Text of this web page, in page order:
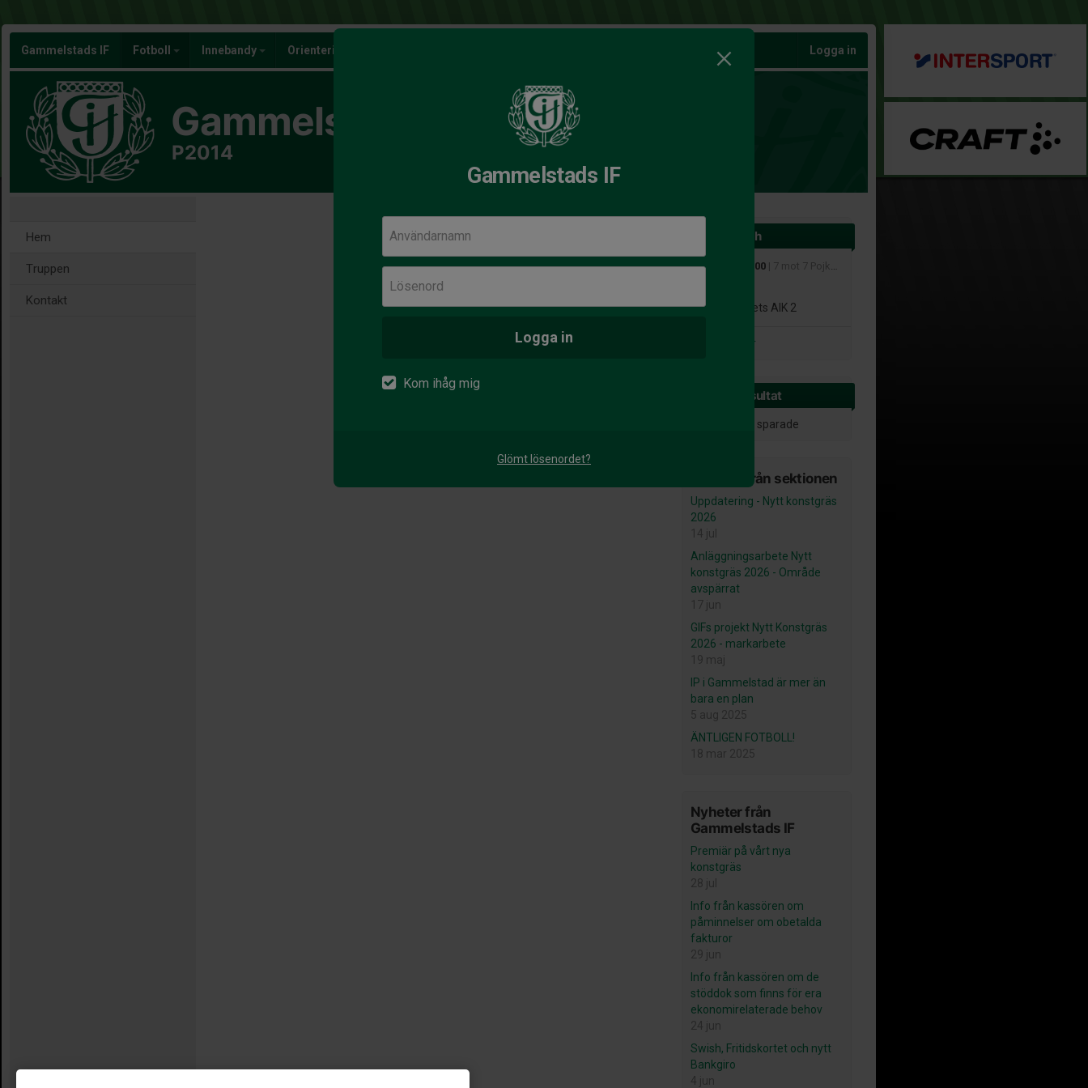
Gammelstads IF Fotboll Innebandy Orientering Logga in
Gammelstads IF
Användarnamn
Lösenord
Logga in
Kom ihåg mig
Glömt lösenordet?
Gammelstads IF
P2014
Hem
Truppen
Kontakt
Nästa match
Lör 8 aug 11:00 | 7 mot 7 Pojkar 12 år Grupp B
Bergnäsets AIK 2
Alla matcher
Senaste resultat
Inga resultat sparade
Nyheter från sektionen
Uppdatering - Nytt konstgräs
2026
14 jul
Anläggningsarbete Nytt
konstgräs 2026 - Område
avspärrat
17 jun
GIFs projekt Nytt Konstgräs
2026 - markarbete
19 maj
IP i Gammelstad är mer än
bara en plan
5 aug 2025
ÄNTLIGEN FOTBOLL!
18 mar 2025
Nyheter från
Gammelstads IF
Premiär på vårt nya
konstgräs
28 jul
Info från kassören om
påminnelser om obetalda
fakturor
29 jun
Info från kassören om de
stöddok som finns för era
ekonomirelaterade behov
24 jun
Swish, Fritidskortet och nytt
Bankgiro
4 jun